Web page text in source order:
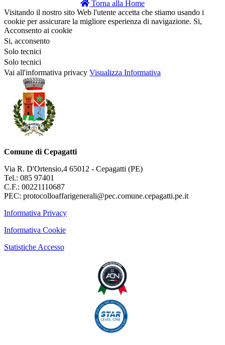
Torna alla Home
Visitando il nostro sito Web l'utente accetta che stiamo usando i
cookie per assicurare la migliore esperienza di navigazione. Si,
Acconsento ai cookie
Si, acconsento
Solo tecnici
Solo tecnici
Vai all'informativa privacy Visualizza Informativa
Comune di Cepagatti
Via R. D'Ortensio,4 65012 - Cepagatti (PE)
Tel.: 085 97401
C.F.: 00221110687
PEC: protocolloaffarigenerali@pec.comune.cepagatti.pe.it
Informativa Privacy
Informativa Cookie
Statistiche Accesso